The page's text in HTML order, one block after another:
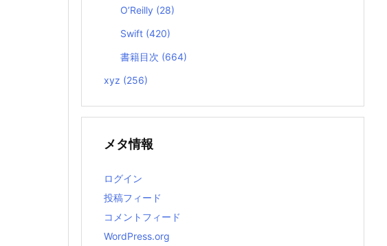
O’Reilly (28)
Swift (420)
書籍目次 (664)
xyz (256)
メタ情報
ログイン
投稿フィード
コメントフィード
WordPress.org